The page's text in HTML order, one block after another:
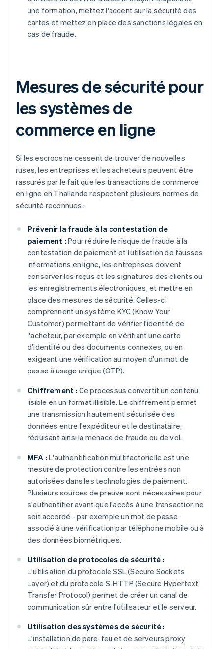
une formation, mettez l'accent sur la sécurité des
cartes et mettez en place des sanctions légales en
cas de fraude.
Mesures de sécurité pour
les systèmes de
commerce en ligne
Si les escrocs ne cessent de trouver de nouvelles
ruses, les entreprises et les acheteurs peuvent être
rassurés par le fait que les transactions de commerce
en ligne en Thaïlande respectent plusieurs normes de
sécurité reconnues :
Prévenir la fraude à la contestation de
paiement : Pour réduire le risque de fraude à la
contestation de paiement et l’utilisation de fausses
informations en ligne, les entreprises doivent
conserver les reçus et les signatures des clients ou
les enregistrements électroniques, et mettre en
place des mesures de sécurité. Celles-ci
comprennent un système KYC (Know Your
Customer) permettant de vérifier l'identité de
l'acheteur, par exemple en vérifiant une carte
d'identité ou des documents connexes, ou en
exigeant une vérification au moyen d'un mot de
passe à usage unique (OTP).
Chiffrement : Ce processus convertit un contenu
lisible en un format illisible. Le chiffrement permet
une transmission hautement sécurisée des
données entre l'expéditeur et le destinataire,
réduisant ainsi la menace de fraude ou de vol.
MFA : L'authentification multifactorielle est une
mesure de protection contre les entrées non
autorisées dans les technologies de paiement.
Plusieurs sources de preuve sont nécessaires pour
s'authentifier avant que l'accès à une transaction ne
soit accordé - par exemple un mot de passe
associé à une vérification par téléphone mobile ou à
des données biométriques.
Utilisation de protocoles de sécurité :
L'utilisation du protocole SSL (Secure Sockets
Layer) et du protocole S-HTTP (Secure Hypertext
Transfer Protocol) permet de créer un canal de
communication sûr entre l'utilisateur et le serveur.
Utilisation des systèmes de sécurité :
L'installation de pare-feu et de serveurs proxy